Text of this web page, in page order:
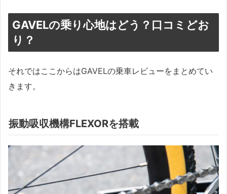
GAVELの乗り心地はどう？口コミどお
り？
それではここからはGAVELの乗車レビューをまとめてい
きます。
振動吸収機構FLEXORを搭載